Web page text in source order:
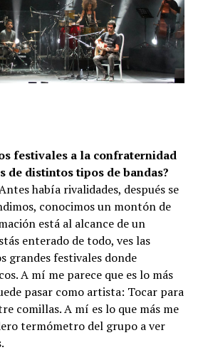
festivales a la confraternidad
de distintos tipos de bandas?
había rivalidades, después se
conocimos un montón de
está al alcance de un
enterado de todo, ves las
grandes festivales donde
A mí me parece que es lo más
pasar como artista: Tocar para
comillas. A mí es lo que más me
termómetro del grupo a ver